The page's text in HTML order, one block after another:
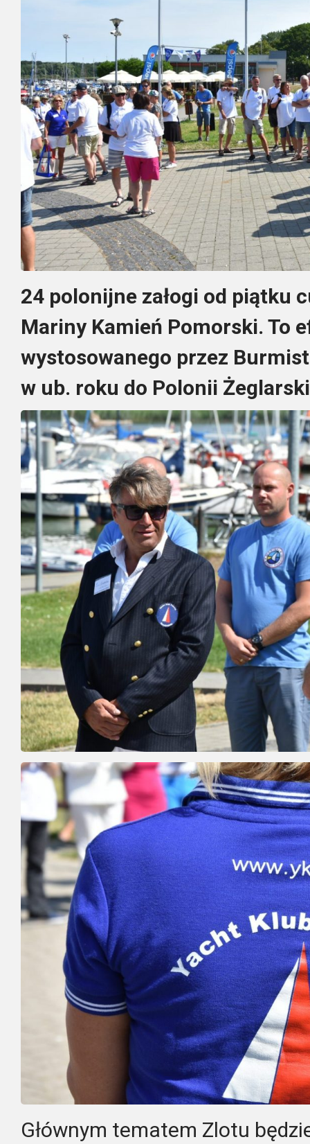
24 polonijne załogi od piątku
Mariny Kamień Pomorski. To
wystosowanego przez
w ub. roku do Polonii
Głównym tematem Zlotu